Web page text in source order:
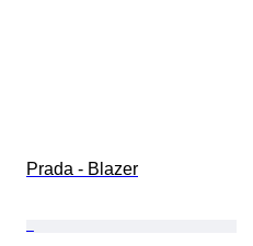
Prada - Blazer